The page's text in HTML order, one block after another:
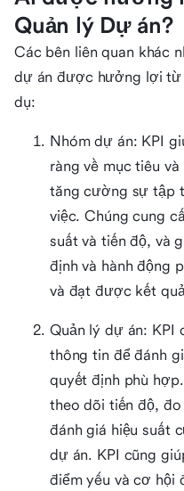
Quản lý Dự án?
Các bên liên quan khác
dự án được hưởng lợi từ
dụ:
Nhóm dự án: KPI
ràng về mục tiêu
tăng cường sự tập
việc. Chúng cung
suất và tiến độ, và
định và hành động
và đạt được kết
Quản lý dự án: KPI
thông tin để đánh
quyết định phù
theo dõi tiến độ,
đánh giá hiệu suất
dự án. KPI cũng
điểm yếu và cơ hội